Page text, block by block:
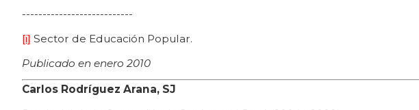
---------------------------
[i] Sector de Educación Popular.
Publicado en enero 2010
Carlos Rodríguez Arana, SJ